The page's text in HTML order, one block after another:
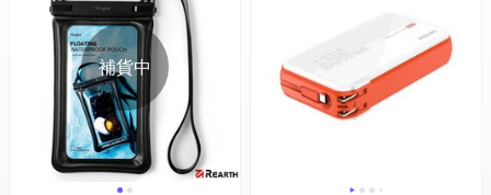
補貨中